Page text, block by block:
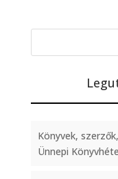
Könyvek,
Ünnepi